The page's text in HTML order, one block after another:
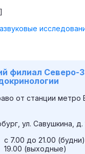
]
филиал Северо-
от станции метро
ул. Савушкина, д.
с 7.00 до 21.00
19.00 (выходные)